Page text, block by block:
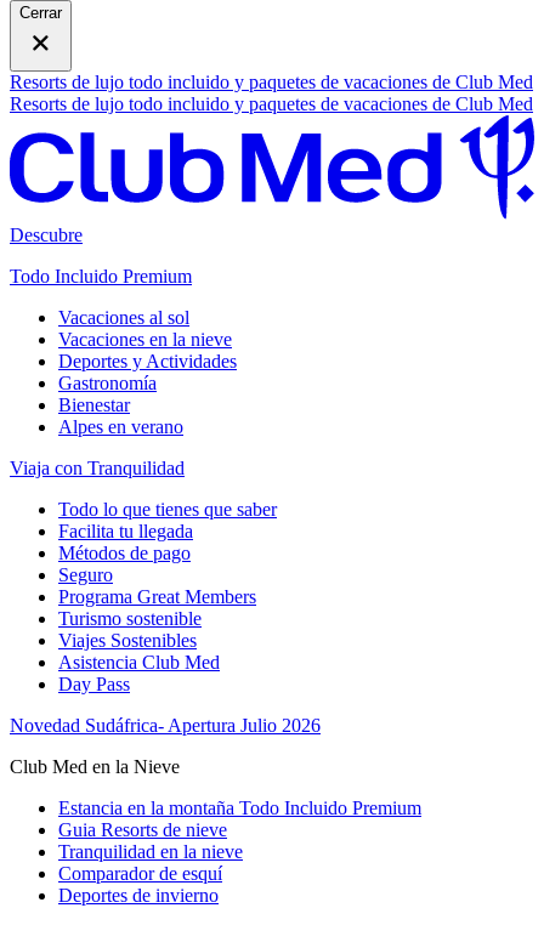
Cerrar
Resorts de lujo todo incluido y paquetes de vacaciones de Club Med
Resorts de lujo todo incluido y paquetes de vacaciones de Club Med
Descubre
Todo Incluido Premium
Vacaciones al sol
Vacaciones en la nieve
Deportes y Actividades
Gastronomía
Bienestar
Alpes en verano
Viaja con Tranquilidad
Todo lo que tienes que saber
Facilita tu llegada
Métodos de pago
Seguro
Programa Great Members
Turismo sostenible
Viajes Sostenibles
Asistencia Club Med
Day Pass
Novedad Sudáfrica- Apertura Julio 2026
Club Med en la Nieve
Estancia en la montaña Todo Incluido Premium
Guia Resorts de nieve
Tranquilidad en la nieve
Comparador de esquí
Deportes de invierno